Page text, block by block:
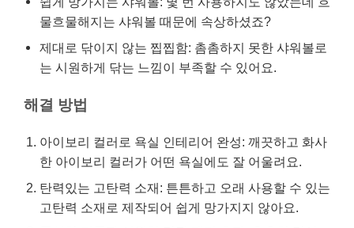
물흐물해지는 샤워볼 때문에 속상하셨죠?
제대로 닦이지 않는 찝찝함: 촘촘하지 못한 샤워볼로
는 시원하게 닦는 느낌이 부족할 수 있어요.
해결 방법
아이보리 컬러로 욕실 인테리어 완성: 깨끗하고 화사
한 아이보리 컬러가 어떤 욕실에도 잘 어울려요.
탄력있는 고탄력 소재: 튼튼하고 오래 사용할 수 있는
고탄력 소재로 제작되어 쉽게 망가지지 않아요.